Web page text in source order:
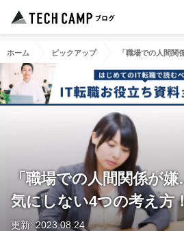
ホーム ピックアップ 「職場での人間
「職場での人間関係が
気にしない4つの考え方
更新: 2023.08.24